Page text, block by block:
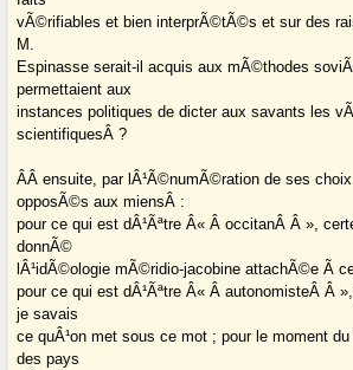
vÃ©rifiables et bien interprÃ©tÃ©s et sur des
M.
Espinasse serait-il acquis aux mÃ©thodes
permettaient aux
instances politiques de dicter aux savants les
scientifiquesÂ ?
Â­Â ensuite, par lÂ¹Ã©numÃ©ration de ses choix
opposÃ©s aux miensÂ :
pour ce qui est dÂ¹Ãªtre Â« Â occitanÂ Â »,
donnÃ©
lÂ¹idÃ©ologie mÃ©ridio-jacobine attachÃ©e Ã
pour ce qui est dÂ¹Ãªtre Â« Â autonomisteÂ Â
je savais
ce quÂ¹on met sous ce mot ; pour le moment
des pays